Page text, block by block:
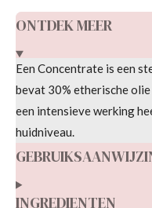
ONTDEK MEER
Een Concentrate is een
bevat 30% etherische
een intensieve werking he
huidniveau.
INGREDIENTEN